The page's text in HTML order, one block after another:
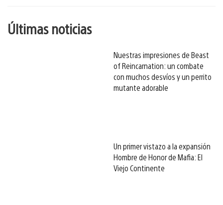
Últimas noticias
Nuestras impresiones de Beast
of Reincarnation: un combate
con muchos desvíos y un perrito
mutante adorable
Un primer vistazo a la expansión
Hombre de Honor de Mafia: El
Viejo Continente